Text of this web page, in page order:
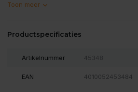
Toon meer
Productspecificaties
Artikelnummer 45348
EAN 4010052453484